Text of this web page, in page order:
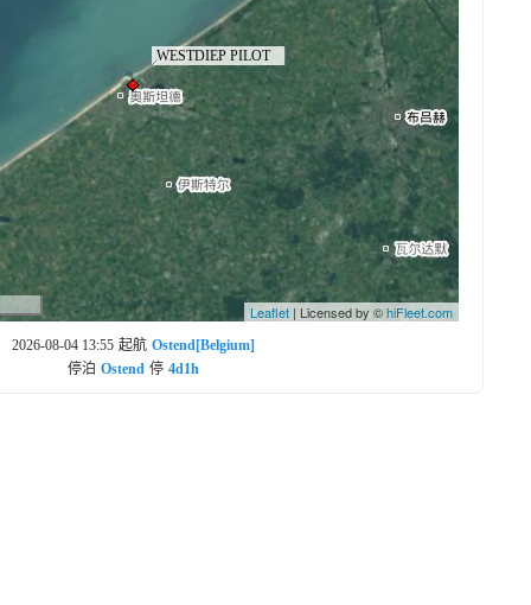
Leaflet | Licensed by ©hiFleet.com
2026-08-04 13:55 起航 Ostend[Belgium]
停泊 Ostend 停 4d1h